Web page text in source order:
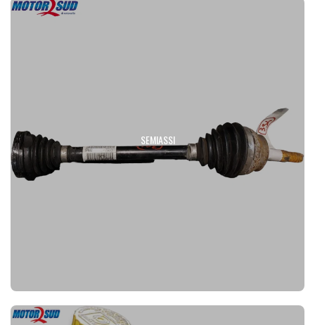
SEMIASSI